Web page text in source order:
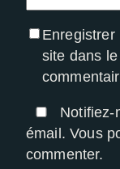
Enregistrer
site dans
Notifiez-
émail. Vous
commenter.